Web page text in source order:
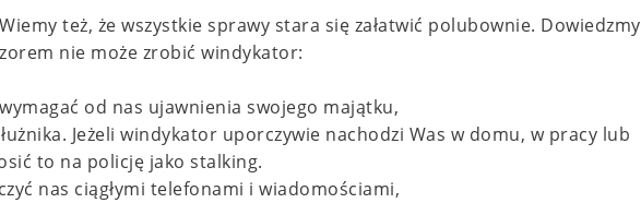
też, że wszystkie sprawy stara się załatwić polubownie. Dowiedzmy
nie może zrobić windykator:
od nas ujawnienia swojego majątku,
Jeżeli windykator uporczywie nachodzi Was w domu, w pracy lub
to na policję jako stalking.
nas ciągłymi telefonami i wiadomościami,